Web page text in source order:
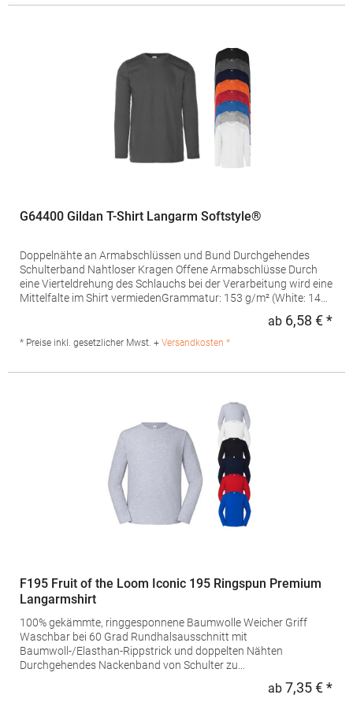
G64400 Gildan T-Shirt Langarm Softstyle®
Doppelnähte an Armabschlüssen und Bund Durchgehendes
Schulterband Nahtloser Kragen Offene Armabschlüsse Durch
eine Vierteldrehung des Schlauchs bei der Verarbeitung wird eine
Mittelfalte im Shirt vermiedenGrammatur: 153 g/m² (White: 144
Produktsicherheit: Herst.-Nr.: 64400Hersteller: Gildan Activewear
ab 6,58 € *
* Preise inkl. gesetzlicher Mwst. + Versandkosten *
F195 Fruit of the Loom Iconic 195 Ringspun Premium
Langarmshirt
100% gekämmte, ringgesponnene Baumwolle Weicher Griff
Waschbar bei 60 Grad Rundhalsausschnitt mit
Baumwoll-/Elasthan-Rippstrick und doppelten Nähten
Durchgehendes Nackenband von Schulter zu
(White: 190 g/m²)Materialzusammensetzung: 100% Baumwolle
ab 7,35 € *